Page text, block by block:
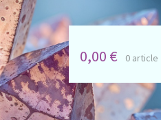
0,00 € 0 article